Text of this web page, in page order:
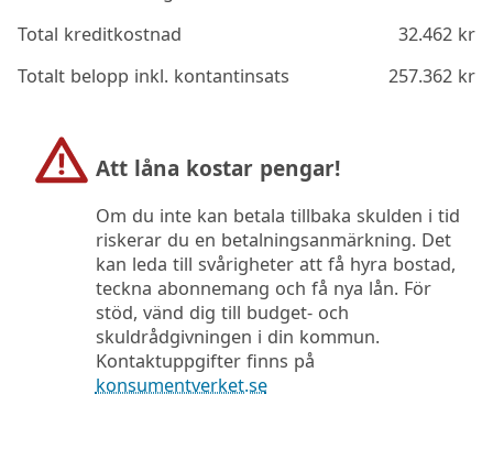
Total kreditkostnad
32.462kr
Totalt belopp inkl. kontantinsats
257.362kr
Att låna kostar pengar!
Om du inte kan betala tillbaka skulden i tid
riskerar du en betalningsanmärkning. Det
kan leda till svårigheter att få hyra bostad,
teckna abonnemang och få nya lån. För
stöd, vänd dig till budget- och
skuldrådgivningen i din kommun.
Kontaktuppgifter finns på
konsumentverket.se